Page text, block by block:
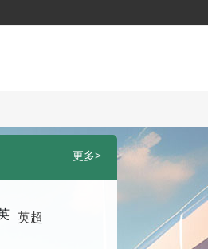
更多>
英超